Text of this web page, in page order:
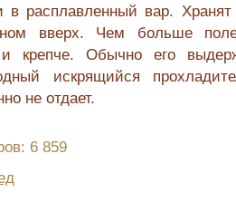
в расплавленный вар.
вверх. Чем больше
и крепче. Обычно его
искрящийся
не отдает.
6 859